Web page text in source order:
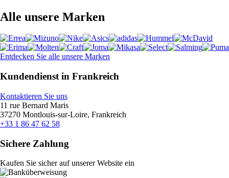
Alle unsere Marken
Entdecken Sie alle unsere Marken
Kundendienst in Frankreich
Kontaktieren Sie uns
11 rue Bernard Maris
37270 Montlouis-sur-Loire, Frankreich
+33 1 86 47 62 58
Sichere Zahlung
Kaufen Sie sicher auf unserer Website ein